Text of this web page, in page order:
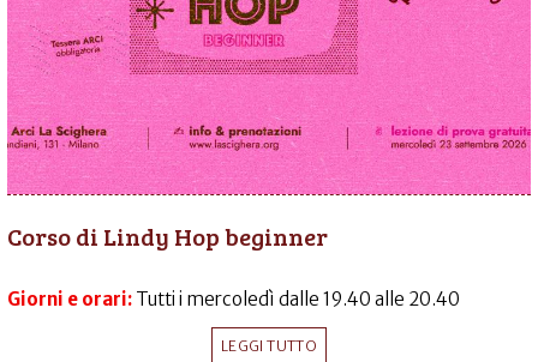
Corso di Lindy Hop beginner
Giorni e orari: Tutti i mercoledì dalle 19.40 alle 20.40
LEGGI TUTTO